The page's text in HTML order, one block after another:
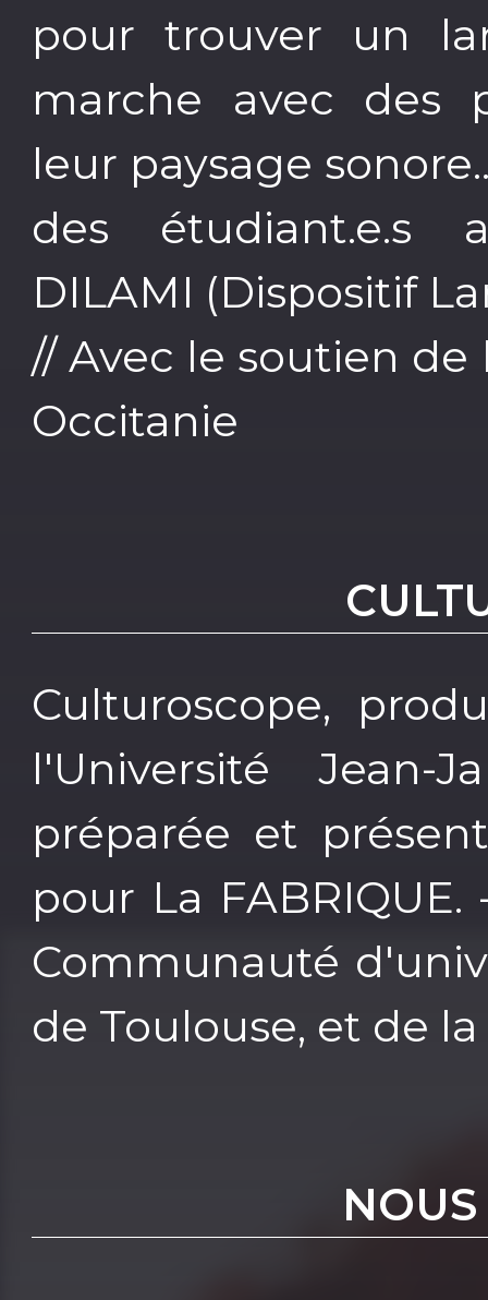
pour trouver un
marche avec des
leur paysage
des étudiant.e.s
DILAMI (Dispositif
// Avec le soutien
Occitanie
Culturoscope,
l'Université Jean-
préparée et
pour La
Communauté
de Toulouse, et de